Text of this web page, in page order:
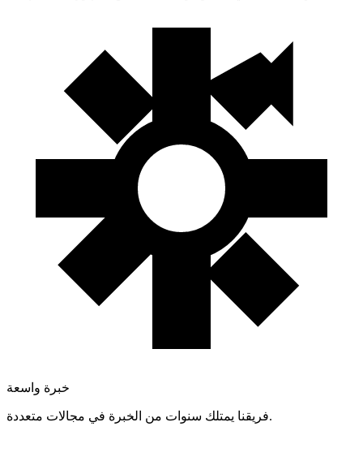
خبرة واسعة
فريقنا يمتلك سنوات من الخبرة في مجالات متعددة.